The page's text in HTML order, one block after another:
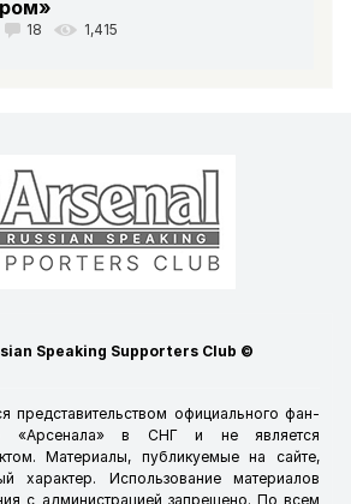
18 1,415
Speaking Supporters Club ©
представительством официального фан-
«Арсенала» в СНГ и не является
Материалы, публикуемые на сайте,
характер. Использование материалов
с администрацией запрещено. По всем